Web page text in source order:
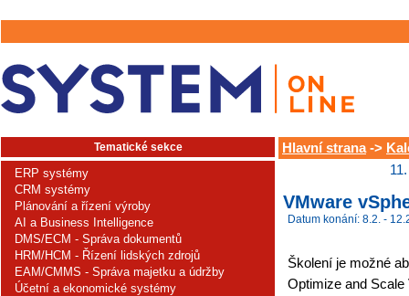
Tematické sekce
ERP systémy
CRM systémy
Plánování a řízení výroby
AI a Business Intelligence
DMS/ECM - Správa dokumentů
HRM/HCM - Řízení lidských zdrojů
EAM/CMMS - Správa majetku a údržby
Účetní a ekonomické systémy
Hlavní strana->
VMware
Datum konání: 8.2. -
Školení je možné
Optimize and